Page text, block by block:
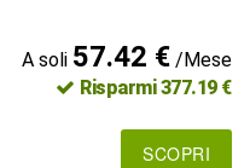
A soli 57.42 €/Mese
Risparmi 377.19 €
SCOPRI